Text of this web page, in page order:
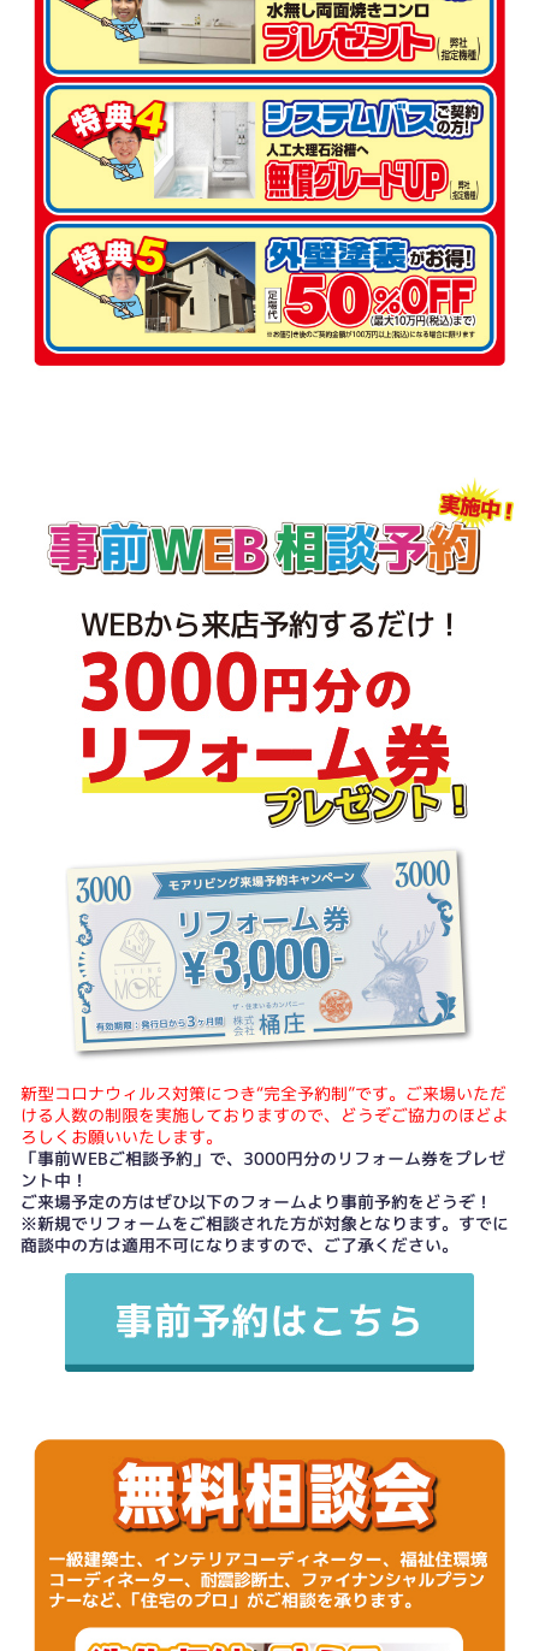
新型コロナウィルス対策につき“完全予約制”です。ご来場いただ
ける人数の制限を実施しておりますので、どうぞご協力のほどよ
ろしくお願いいたします。
「事前WEBご相談予約」で、3000円分のリフォーム券をプレゼ
ント中！
ご来場予定の方はぜひ以下のフォームより事前予約をどうぞ！
※新規でリフォームをご相談された方が対象となります。すでに
商談中の方は適用不可になりますので、ご了承ください。